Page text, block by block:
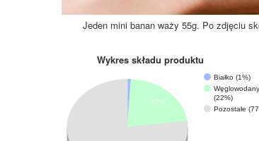
Jeden mini banan waży 55g. Po zdjęciu
Wykres składu produktu
Białko (1%)
Węglowodany
(22%)
Pozostałe
22%